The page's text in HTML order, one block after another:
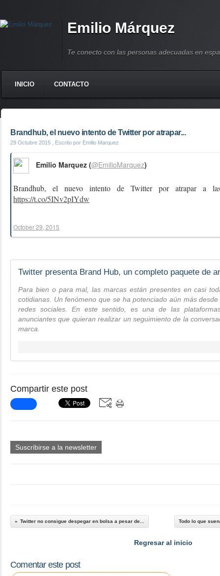
Emilio Márquez
Te conecto con las personas adecuadas en
INICIO CONTACTO
Brandhub, el nuevo intento de Twitter por atrapar...
29 Octubre 2015 , Escrito por Emilio Marquez
Brandhub, el nuevo intento de Twitter por atrapar a
https://t.co/5INv2pIYdw
Emilio Marquez (@EmilioMarquez)
October 29, 2015
Para bien o para mal, las marcas están presentes en casi
cotidianas. Un fenómeno que se ha potenciado aún más
redes sociales. En este sentido, es una de las
anunciantes que quieran realizar un seguimiento de la
marca.
Compartir este post
Suscribirse a la newsletter
Twitter no consigue despegar en bolsa a pesar de... Todo lo que
Regresar al inicio
Comentar este post